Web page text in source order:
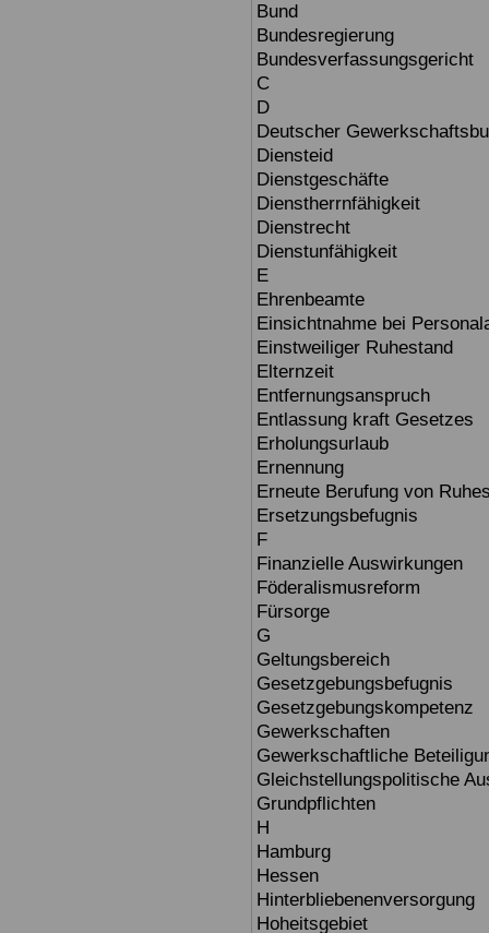
Bund
Bundesregierung
Bundesverfassungsgericht
C
D
Deutscher
Diensteid
Dienstgeschäfte
Dienstherrnfähigkeit
Dienstrecht
Dienstunfähigkeit
E
Ehrenbeamte
Einsichtnahme bei
Einstweiliger Ruhestand
Elternzeit
Entfernungsanspruch
Entlassung kraft Gesetzes
Erholungsurlaub
Ernennung
Erneute Berufung von
Ersetzungsbefugnis
F
Finanzielle Auswirkungen
Föderalismusreform
Fürsorge
G
Geltungsbereich
Gesetzgebungsbefugnis
Gesetzgebungskompetenz
Gewerkschaften
Gewerkschaftliche
Gleichstellungspolitische
Grundpflichten
H
Hamburg
Hessen
Hinterbliebenenversorgung
Hoheitsgebiet